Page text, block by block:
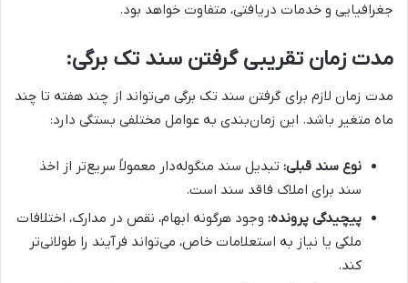
جغرافیایی و خدمات دریافتی، متفاوت خواهد بود.
مدت زمان تقریبی گرفتن سند تک برگی:
مدت زمان لازم برای گرفتن سند تک برگی می‌تواند از چند هفته تا چند
ماه متغیر باشد. این زمان‌بندی به عوامل مختلفی بستگی دارد:
نوع سند قبلی: تبدیل سند منگوله‌دار معمولاً سریع‌تر از اخذ
سند برای املاک فاقد سند است.
پیچیدگی پرونده: وجود هرگونه ابهام، نقص در مدارک، اختلافات
ملکی یا نیاز به استعلامات خاص، می‌تواند فرآیند را طولانی‌تر
کند.